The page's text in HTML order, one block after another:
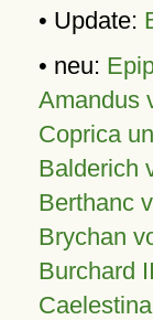
• Update:
• neu:
Amandus
Coprica
Balderich
Berthanc
Brychan
Burchard